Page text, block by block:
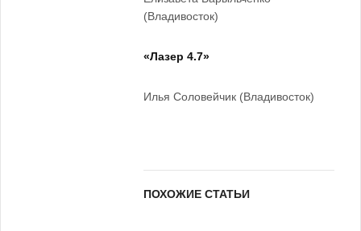
(Владивосток)
«Лазер 4.7»
Илья Соловейчик (Владивосток)
ПОХОЖИЕ СТАТЬИ